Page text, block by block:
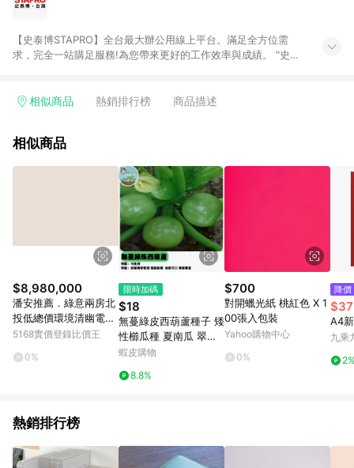
【史泰博STAPRO】全台最大辦公用線上平台。滿足全方位需
求，完全一站購足服務!為您帶來更好的工作效率與成績。 "史泰
機器、3C及電腦週邊、辦公傢俱、生活用、茶水間用品、名片及
瀏覽器於 24 小時內結帳才享有回饋。 (2) 訂單未滿免運門檻750
相似商品 熱銷排行榜 商品描述
相似商品
$8,980,000
潘安推薦．綠意兩房北
投低總價環境清幽電梯
美宅｜台北市北投區溫
5168實價登錄比價王
0%
限時加碼
$18
無蔓綠皮西葫蘆種子 矮
性櫛瓜種 夏南瓜 翠玉
瓜 家庭菜園 陽台盆栽
農藥 新鮮採種 適合台
蝦皮購物
8.8%
$700
對開蠟光紙 桃紅色 X 1
00張入包裝
Yahoo購物中心
0%
降價
$37
A4
九乘
熱銷排行榜